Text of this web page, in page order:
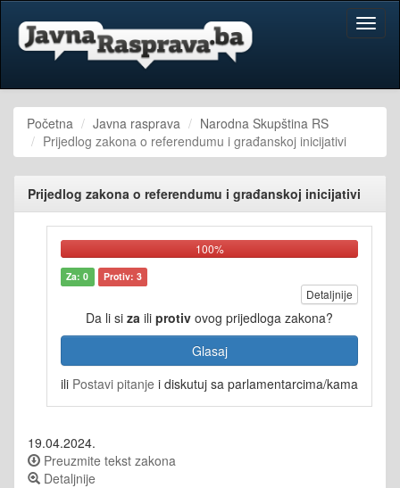
Početna Javna rasprava
Narodna Skupština RS
Prijedlog zakona o referendumu i građanskoj inicijativi
Prijedlog zakona o referendumu i građanskoj inicijativi
100%
Za: 0 Protiv: 3
Detaljnije
Da li si za ili protiv ovog prijedloga zakona?
Glasaj
ili Postavi pitanje i diskutuj sa parlamentarcima/kama
19.04.2024.
Preuzmite tekst zakona
Detaljnije